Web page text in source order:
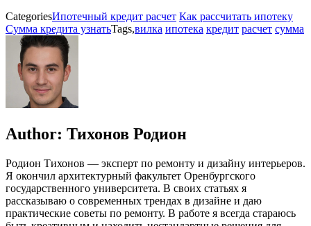
CategoriesИпотечный кредит расчет Как рассчитать ипотеку
Сумма кредита узнатьTags,вилка ипотека кредит расчет сумма
Author: Тихонов Родион
Родион Тихонов — эксперт по ремонту и дизайну интерьеров.
Я окончил архитектурный факультет Оренбургского
государственного университета. В своих статьях я
рассказываю о современных трендах в дизайне и даю
практические советы по ремонту. В работе я всегда стараюсь